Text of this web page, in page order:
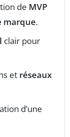
de MVP
marque.
clair pour
et réseaux
d’une